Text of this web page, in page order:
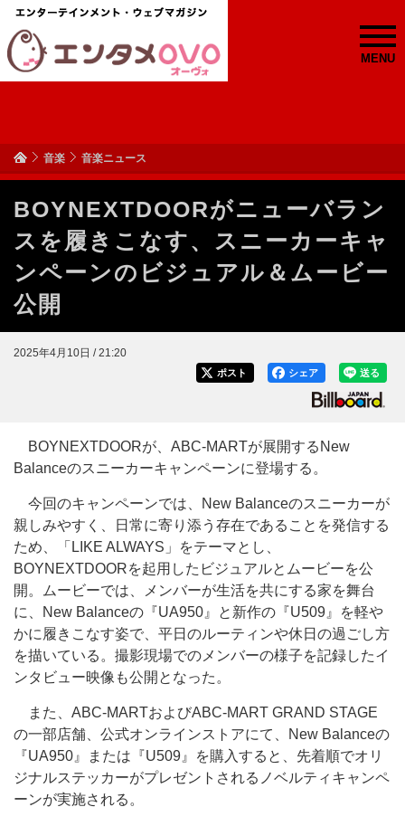
MENU
音楽 音楽ニュース
BOYNEXTDOORがニューバラン
スを履きこなす、スニーカーキャ
ンペーンのビジュアル＆ムービー
公開
2025年4月10日 / 21:20
送る
シェア
ポスト
BOYNEXTDOORが、ABC-MARTが展開するNew
Balanceのスニーカーキャンペーンに登場する。
今回のキャンペーンでは、New Balanceのスニーカーが
親しみやすく、日常に寄り添う存在であることを発信する
ため、「LIKE ALWAYS」をテーマとし、
BOYNEXTDOORを起用したビジュアルとムービーを公
開。ムービーでは、メンバーが生活を共にする家を舞台
に、New Balanceの『UA950』と新作の『U509』を軽や
かに履きこなす姿で、平日のルーティンや休日の過ごし方
を描いている。撮影現場でのメンバーの様子を記録したイ
ンタビュー映像も公開となった。
また、ABC-MARTおよびABC-MART GRAND STAGE
の一部店舗、公式オンラインストアにて、New Balanceの
『UA950』または『U509』を購入すると、先着順でオリ
ジナルステッカーがプレゼントされるノベルティキャンペ
ーンが実施される。